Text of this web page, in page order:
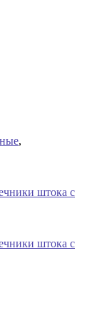
,
штока с
штока с